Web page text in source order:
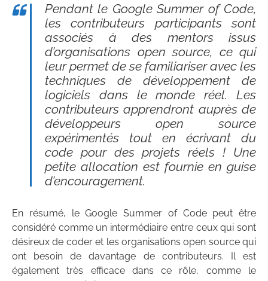
Pendant le Google Summer of Code,
les contributeurs participants sont
associés à des mentors issus
d’organisations open source, ce qui
leur permet de se familiariser avec les
techniques de développement de
logiciels dans le monde réel. Les
contributeurs apprendront auprès de
développeurs open source
expérimentés tout en écrivant du
code pour des projets réels ! Une
petite allocation est fournie en guise
d’encouragement.
En résumé, le Google Summer of Code peut être
considéré comme un intermédiaire entre ceux qui sont
désireux de coder et les organisations open source qui
ont besoin de davantage de contributeurs. Il est
également très efficace dans ce rôle, comme le